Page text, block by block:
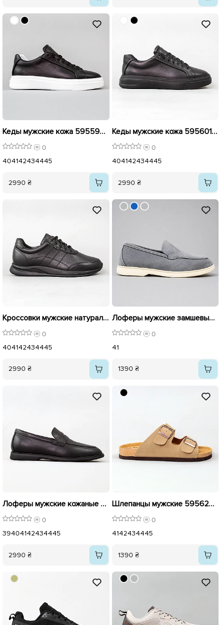
Кеды мужские кожа 595599 Черные
0
404142434445
2990 ₴
Кеды мужские кожа 595601 Черные
0
404142434445
2990 ₴
Кроссовки мужские натуральная кожа 595603 Черные
0
404142434445
2990 ₴
Лоферы мужские замшевые перфорация 595657 Серые
0
41
1390 ₴
Лоферы мужские кожаные 595598 Черные
0
39404142434445
2990 ₴
Шлепанцы мужские 595629 Бежевые
0
4142434445
1390 ₴